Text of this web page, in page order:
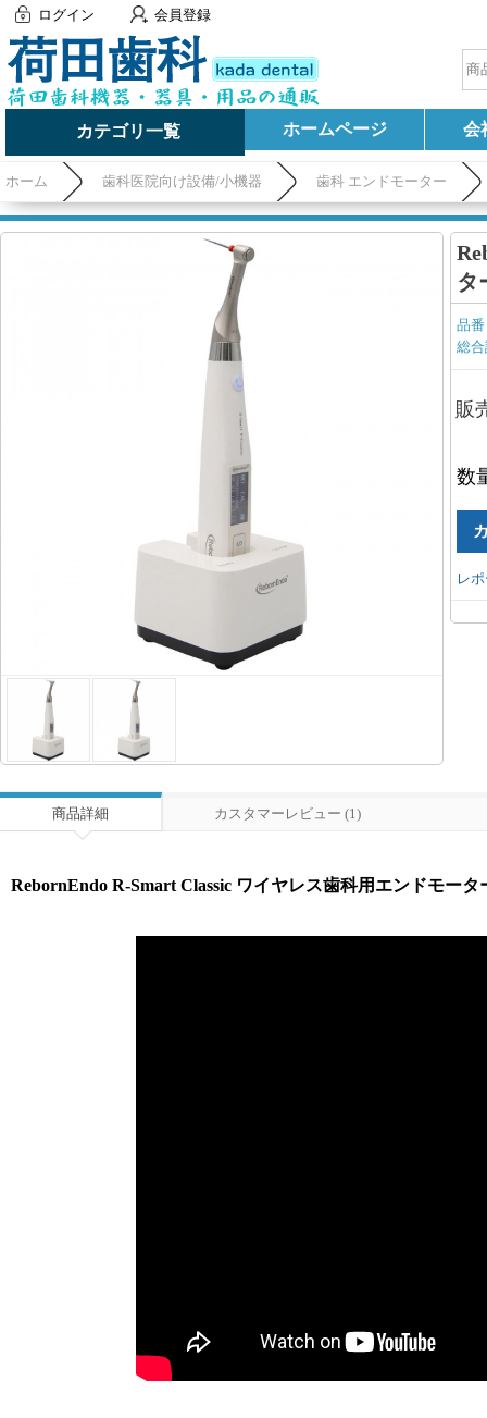
ログイン 会員登録
カテゴリ一覧 ホームページ 会
ホーム 歯科医院向け設備/小機器 歯科 エンドモーター
タ
品
総
販
数
レ
商品詳細 カスタマーレビュー (1)
RebornEndo R-Smart Classic ワイヤレス歯科用エンドモー